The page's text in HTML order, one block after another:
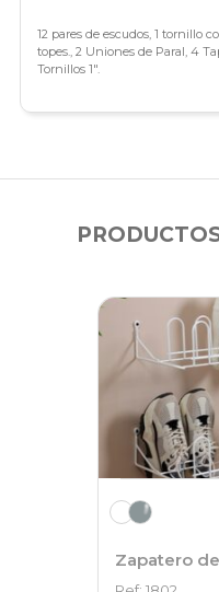
12 pares de escudos, 1 tornillo
topes., 2 Uniones de Paral, 4
Tornillos 1″.
Zapatero